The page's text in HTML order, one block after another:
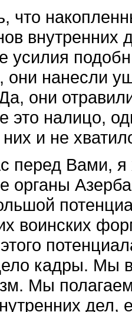
что
внутренних
усилия
они нанес­ли
они
это налицо,
и не
перед Ва­ми, я
органы
воинских
кадры. Мы
Мы
дел,